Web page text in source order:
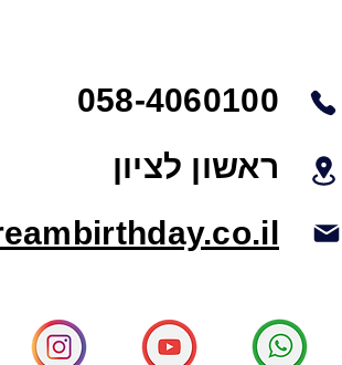
058-4060100
ראשון לציון